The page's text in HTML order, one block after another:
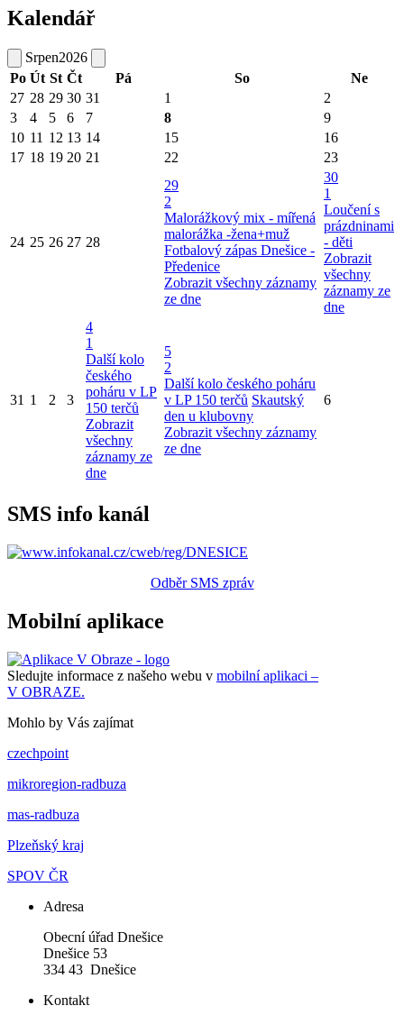
Kalendář
Srpen2026
Po Út St Čt Pá So
Ne
27 28 29 30 31 1
2
3
4 5 6 7 8
9
10 11 12 13 14 15
16
17 18 19 20 21 22 23
24 25 26 27 28
29
2
Malorážkový mix - mířená
malorážka -žena+muž
Fotbalový zápas Dnešice -
Předenice
Zobrazit všechny záznamy
ze dne
30
1
Loučení s
prázdninami
- děti
Zobrazit
všechny
záznamy ze
dne
31 1 2 3
4
1
Další kolo
českého
poháru v LP
150 terčů
Zobrazit
všechny
záznamy ze
dne
5
2
Další kolo českého poháru
v LP 150 terčů Skautský
den u klubovny
Zobrazit všechny záznamy
ze dne
6
SMS info kanál
Odběr SMS zpráv
Mobilní aplikace
Sledujte informace z našeho webu v mobilní aplikaci –
V OBRAZE.
Mohlo by Vás zajímat
czechpoint
mikroregion-radbuza
mas-radbuza
Plzeňský kraj
SPOV ČR
Adresa
Obecní úřad Dnešice
Dnešice 53
334 43 Dnešice
Kontakt